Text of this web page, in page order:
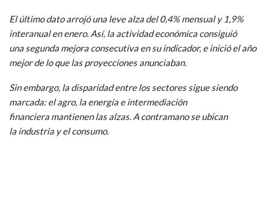
El último dato arrojó una leve alza del 0,4% mensual y 1,9%
interanual en enero. Así, la actividad económica consiguió
una segunda mejora consecutiva en su indicador, e inició el año
mejor de lo que las proyecciones anunciaban.
Sin embargo, la disparidad entre los sectores sigue siendo
marcada: el agro, la energía e intermediación
financiera mantienen las alzas. A contramano se ubican
la industria y el consumo.